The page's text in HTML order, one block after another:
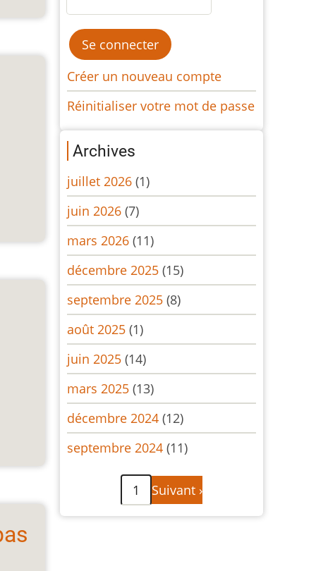
Créer un nouveau compte
Réinitialiser votre mot de passe
Archives
juillet 2026 (1)
juin 2026 (7)
mars 2026 (11)
décembre 2025 (15)
septembre 2025 (8)
août 2025 (1)
juin 2025 (14)
mars 2025 (13)
décembre 2024 (12)
septembre 2024 (11)
Pagination
1
Page
suivante
Suivant ›